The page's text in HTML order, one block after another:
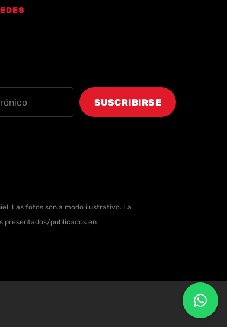
Las fotos son a modo ilustrativo. La
presentados/publicados en